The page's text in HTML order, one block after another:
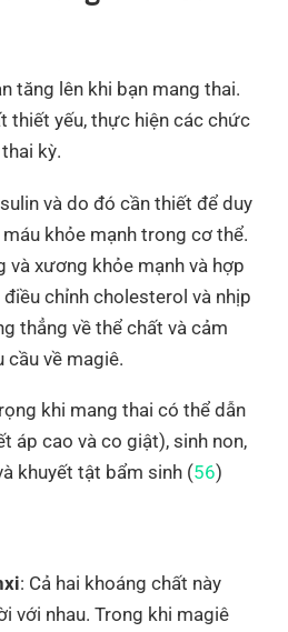
tăng lên khi bạn mang thai.
thiết yếu, thực hiện các chức
kỳ.
và do đó cần thiết để duy
khỏe mạnh trong cơ thể.
và xương khỏe mạnh và hợp
chỉnh cholesterol và nhịp
thẳng về thể chất và cảm
cầu về magiê.
khi mang thai có thể dẫn
áp cao và co giật), sinh non,
khuyết tật bẩm sinh (56)
: Cả hai khoáng chất này
với nhau. Trong khi magiê